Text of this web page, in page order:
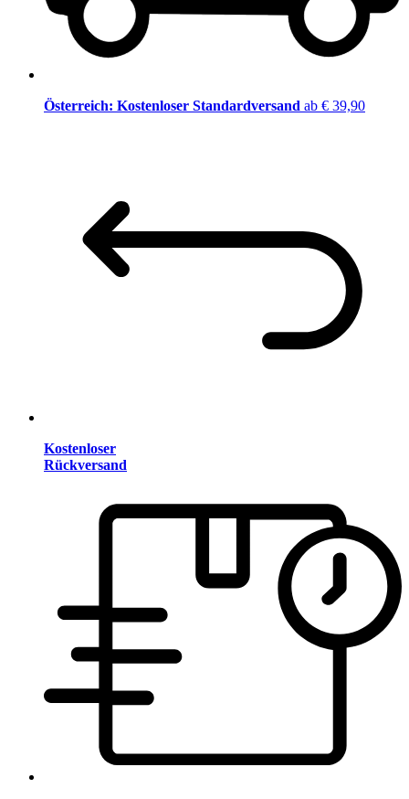
Österreich: Kostenloser Standardversand ab € 39,90
Kostenloser
Rückversand